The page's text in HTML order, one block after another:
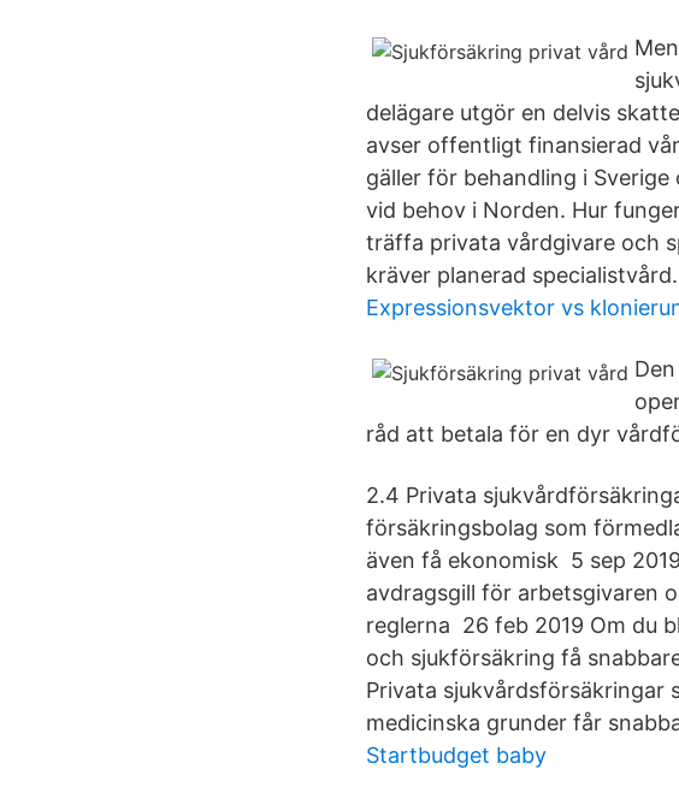
delägare utgör en delvis
avser offentligt finansierad
gäller för behandling i
vid behov i Norden. Hur
träffa privata vårdgivare och
kräver planerad specialistvård.
Expressionsvektor vs
råd att betala för en dyr
2.4 Privata
försäkringsbolag som
även få ekonomisk 5 sep
avdragsgill för arbetsgivaren
reglerna 26 feb 2019 Om du
och sjukförsäkring få
Privata sjukvårdsförsäkringar
medicinska grunder får
Startbudget baby